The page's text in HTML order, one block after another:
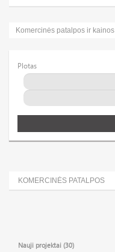
Komercinės patalpos ir kainos
Plotas
KOMERCINĖS PATALPOS
Nauji projektai (30)